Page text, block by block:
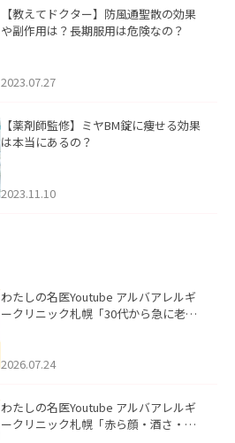
【教えてドクター】防風通聖散の効果
や副作用は？長期服用は危険なの？
2023.07.27
【薬剤師監修】ミヤBM錠に痩せる効果
は本当にあるの？
2023.11.10
わたしの名医Youtube アルバアレルギ
ークリニック札幌「30代から急に老け
た。
2026.07.24
わたしの名医Youtube アルバアレルギ
ークリニック札幌「赤ら顔・酒さ・ニ